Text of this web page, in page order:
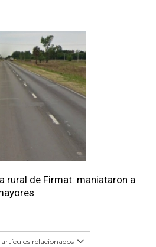
rural de Firmat: maniataron a
relacionados